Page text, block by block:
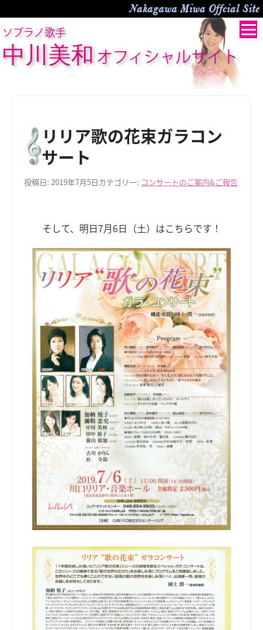
Nakagawa Miwa Offcial Site
ソプラノ歌手
中川美和 オフィシャルサイト
リリア歌の花束ガラコン
サート
投稿日:2019年7月5日カテゴリー: コンサートのご案内&ご報告
そして、明日7月6日（土）はこちらです！